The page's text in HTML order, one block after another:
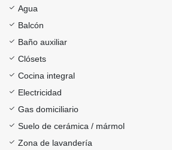
Agua
Balcón
Baño auxiliar
Clósets
Cocina integral
Electricidad
Gas domiciliario
Suelo de cerámica / mármol
Zona de lavandería